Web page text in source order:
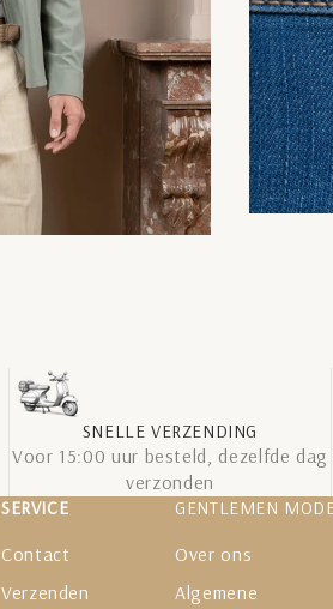
SNELLE VERZENDING
Voor 15:00 uur besteld, dezelfde dag
verzonden
SERVICE
Contact
Verzenden
GENTLEMEN
Over ons
Algemene